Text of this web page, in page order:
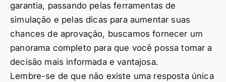
garantia, passando pelas ferramentas de
simulação e pelas dicas para aumentar suas
chances de aprovação, buscamos fornecer um
panorama completo para que você possa tomar a
decisão mais informada e vantajosa.
Lembre-se de que não existe uma resposta única